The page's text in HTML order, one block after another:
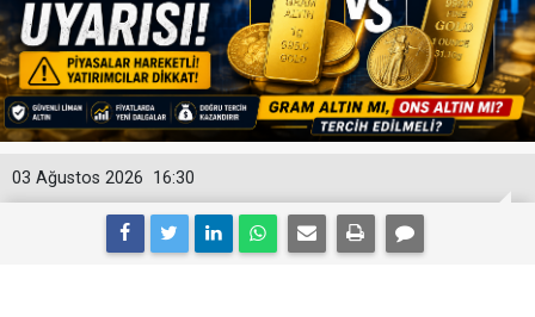
16:30
03 Ağustos 2026